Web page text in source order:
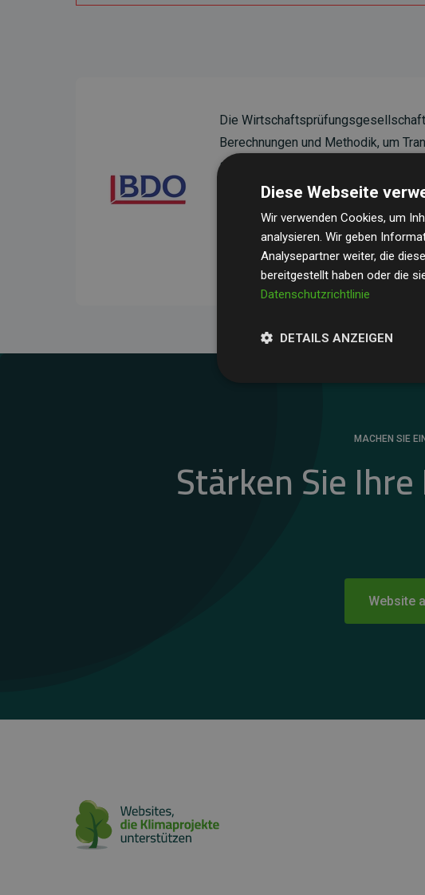
Die Wirtschaftsprüfungsgesellschaft
Berechnungen und Methodik, um
sicherzustellen.
Ihre Prüfungen belegen, dass
Durchschnitt200 % der
Websites kompensieren – ein
unseres Ansatzes.
MACHEN SIE
Stärken Sie
Website
Diese Webseite
Wir verwenden Cookies, um
analysieren. Wir geben
Analysepartner weiter, die
bereitgestellt haben oder die
Datenschutzrichtlinie
DETAILS ANZEIGEN